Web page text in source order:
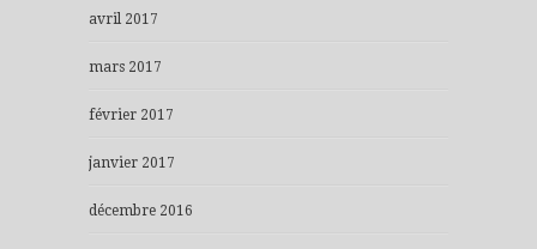
avril 2017
mars 2017
février 2017
janvier 2017
décembre 2016